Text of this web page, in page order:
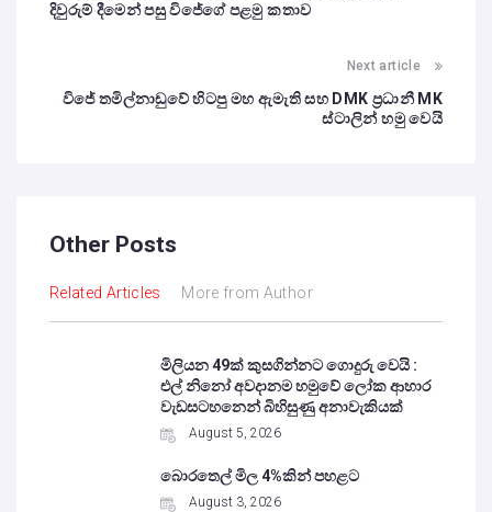
දිවුරුම් දීමෙන් පසු විජේගේ පළමු කතාව
Next article
විජේ තමිල්නාඩුවේ හිටපු මහ ඇමැති සහ DMK ප්‍රධානී MK
ස්ටාලින් හමු වෙයි
Other Posts
Related Articles More from Author
මිලියන 49ක් කුසගින්නට ගොදුරු වෙයි :
එල් නිනෝ අවදානම හමුවේ ලෝක ආහාර
වැඩසටහනෙන් බිහිසුණු අනාවැකියක්
August 5, 2026
බොරතෙල් මිල 4%කින් පහළට
August 3, 2026